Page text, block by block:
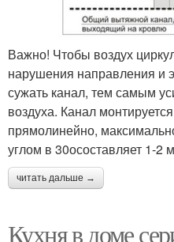
Важно! Чтобы воздух
нарушения направления и
сужать канал, тем самым
воздуха. Канал
прямолинейно,
углом в 30осоставляет 1-2
читать дальше →
Кухня в доме